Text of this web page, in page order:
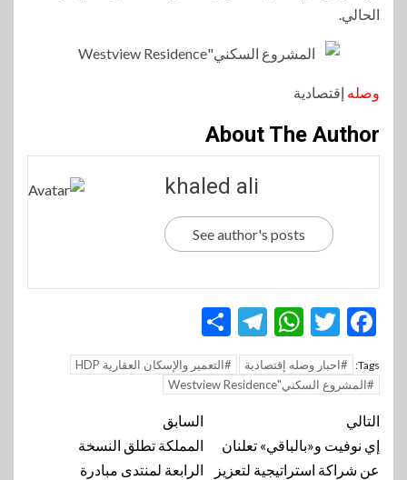
الحالي.
وصله إقتصادية
About The Author
khaled ali
See author's posts
Facebook
Twitter
WhatsApp
Telegram
Tags: #احبار وصله إقتصادية
#التعمير والإسكان العقارية HDP
#المشروع السكني"Westview Residence
تنقل
المقالة
السابق
المملكة تطلق النسخة
الرابعة لمنتدى مبادرة
التالي
إي نوفيت و«بالباقي» تعلنان
عن شراكة استراتيجية لتعزيز